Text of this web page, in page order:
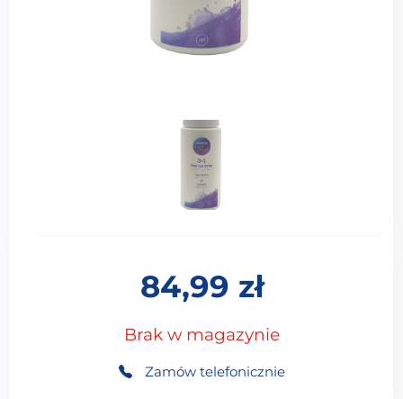
84,99 zł
Brak w magazynie
Zamów telefonicznie